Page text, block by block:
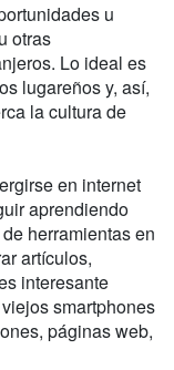
u
otras
Lo ideal es
lugareños y, así,
la cultura de
en internet
aprendiendo
herramientas en
artículos,
interesante
smartphones
páginas web,